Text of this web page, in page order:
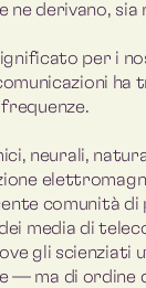
ne derivano, sia
per i
neurali,
comunità
media di
gli scienziati
— ma di ordine